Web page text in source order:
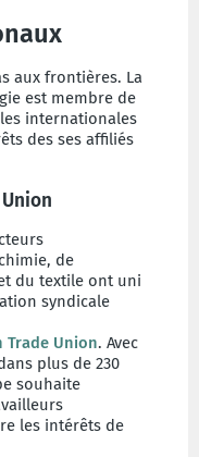
aux frontières. La
est membre de
internationales
des ses affiliés
de
du textile ont uni
syndicale
Trade Union. Avec
plus de 230
souhaite
les intérêts de